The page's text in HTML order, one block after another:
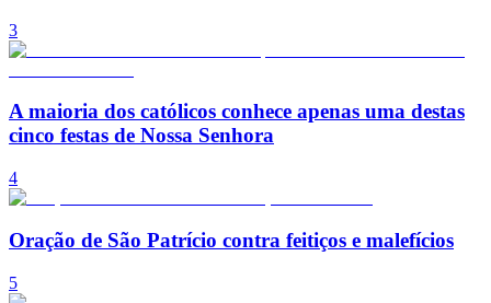
3
A maioria dos católicos conhece apenas uma destas
cinco festas de Nossa Senhora
4
Oração de São Patrício contra feitiços e malefícios
5